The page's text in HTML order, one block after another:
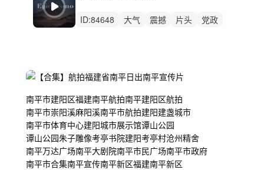
ID:84648 大气 震撼 片头
党政
南平市建阳区福建南平航拍南平建阳区航拍
南平市崇阳溪麻阳溪南平市航拍建阳建盏城市
南平市体育中心建阳城市展示馆谭山公园
谭山公园朱子雕像考亭书院建阳考亭村沧州精舍
南平万达广场南平大剧院南平市民广场南平市政府
南平市合集南平宣传南平新区福建南平新区